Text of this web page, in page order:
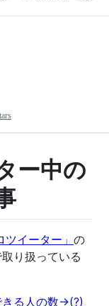
ー中の
ツイーター」 の
り扱っている
きる人の数→(?)